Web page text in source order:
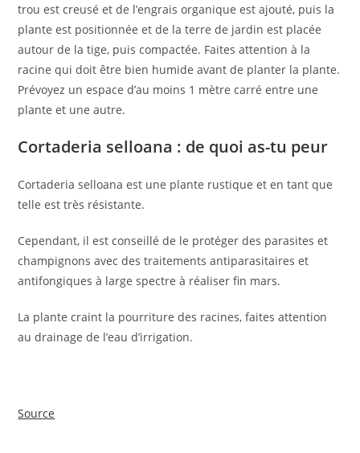
trou est creusé et de l’engrais organique est ajouté, puis la
plante est positionnée et de la terre de jardin est placée
autour de la tige, puis compactée. Faites attention à la
racine qui doit être bien humide avant de planter la plante.
Prévoyez un espace d’au moins 1 mètre carré entre une
plante et une autre.
Cortaderia selloana : de quoi as-tu peur
Cortaderia selloana est une plante rustique et en tant que
telle est très résistante.
Cependant, il est conseillé de le protéger des parasites et
champignons avec des traitements antiparasitaires et
antifongiques à large spectre à réaliser fin mars.
La plante craint la pourriture des racines, faites attention
au drainage de l’eau d’irrigation.
Source